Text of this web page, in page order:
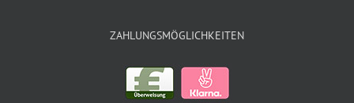
ZAHLUNGSMÖGLICHKEITEN